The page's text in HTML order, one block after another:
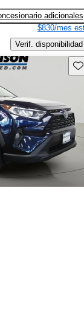
adicionales
$830/mes
Verif. disponibilidad